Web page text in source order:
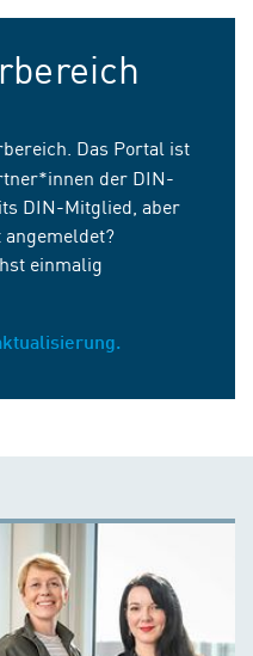
Das Portal ist
der DIN-
DIN-Mitglied, aber
einmalig